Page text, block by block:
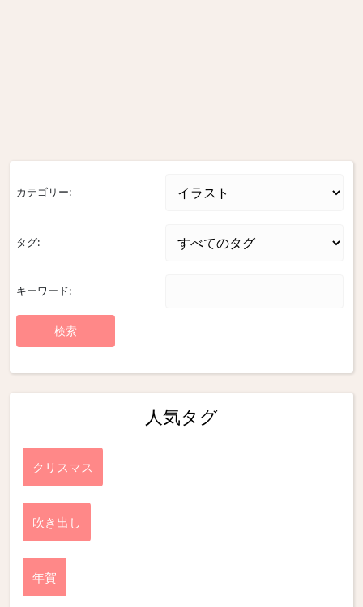
カテゴリー:
タグ:
キーワード:
人気タグ
クリスマス
吹き出し
年賀